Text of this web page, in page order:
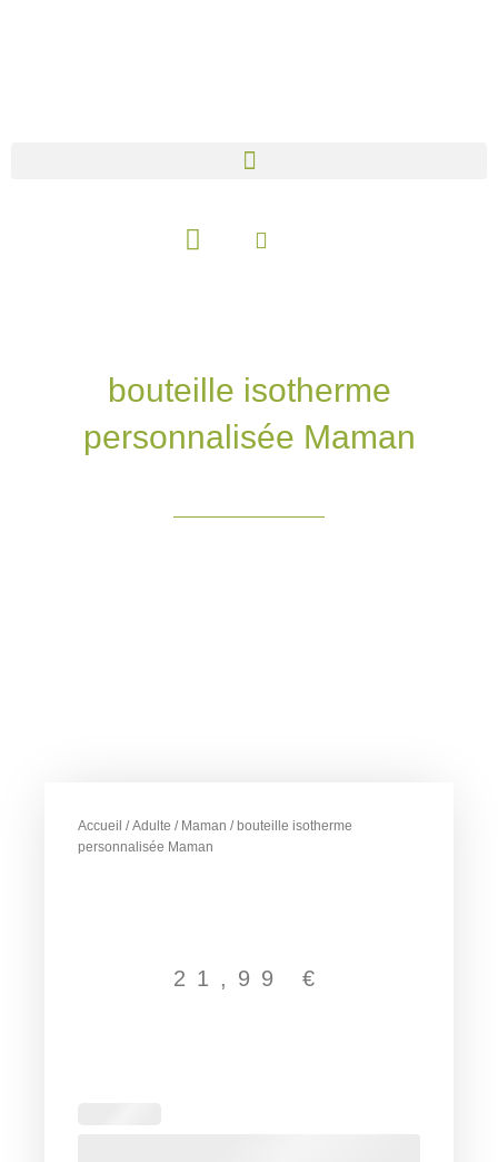
Panier
bouteille isotherme
personnalisée Maman
Accueil /Adulte / Maman / bouteille isotherme
personnalisée Maman
21,99 €